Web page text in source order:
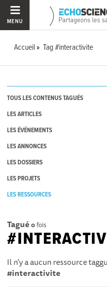
MENU
Accueil Tag #interactivite
TOUS LES CONTENUS TAGUÉS
LES ARTICLES
LES ÉVÉNEMENTS
LES ANNONCES
LES DOSSIERS
LES PROJETS
LES RESSOURCES
Tagué 0fois
Il n'y a aucun ressource
#interactivite